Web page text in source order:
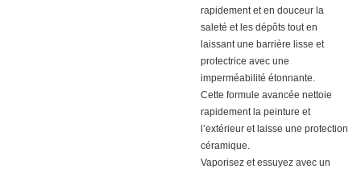
rapidement et en douceur la
saleté et les dépôts tout en
laissant une barrière lisse et
protectrice avec une
imperméabilité étonnante.
Cette formule avancée nettoie
rapidement la peinture et
l’extérieur et laisse une protection
céramique.
Vaporisez et essuyez avec un